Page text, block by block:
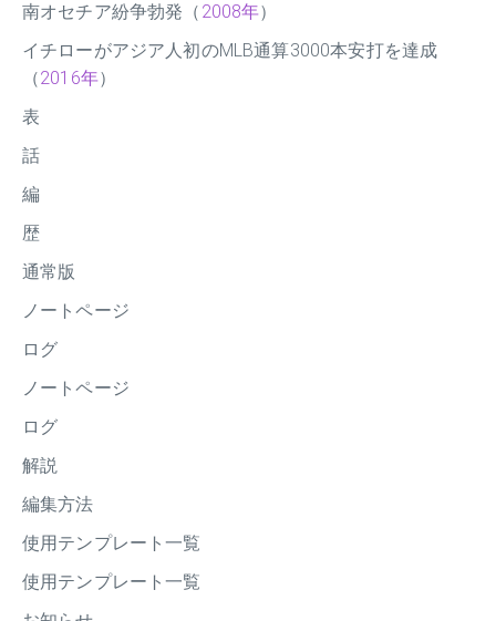
南オセチア紛争勃発（ 2008年）
イチローがアジア人初のMLB通算3000本安打を達成
（2016年）
表
話
編
歴
通常版
ノートページ
ログ
ノートページ
ログ
解説
編集方法
使用テンプレート一覧
使用テンプレート一覧